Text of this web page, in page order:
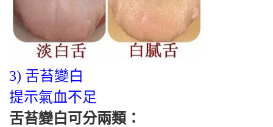
3) 舌苔變白
提示氣血不足
舌苔變白可分兩類：